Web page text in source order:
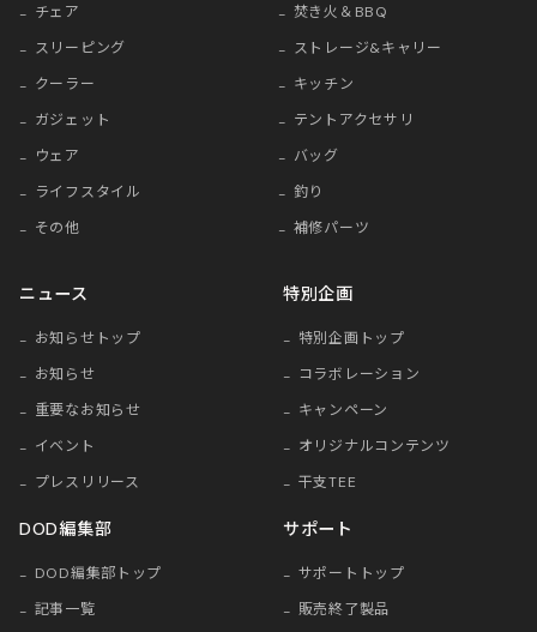
チェア
焚き火＆BBQ
スリーピング
ストレージ&キャリー
クーラー
キッチン
ガジェット
テントアクセサリ
ウェア
バッグ
ライフスタイル
釣り
その他
補修パーツ
ニュース
お知らせトップ
お知らせ
重要なお知らせ
イベント
プレスリリース
特別企画
特別企画トップ
コラボレーション
キャンペーン
オリジナルコンテンツ
干支TEE
DOD編集部
DOD編集部トップ
記事一覧
サポート
サポートトップ
販売終了製品